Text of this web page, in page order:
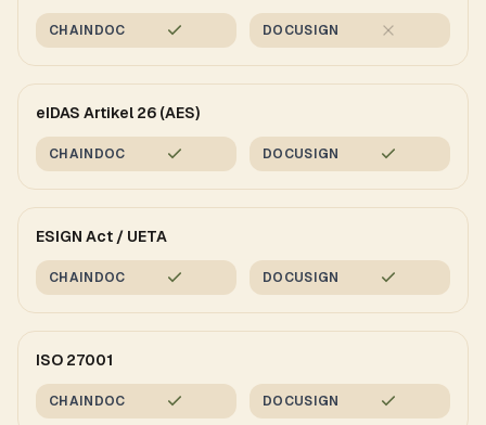
CHAINDOC DOCUSIGN
eIDAS Artikel 26 (AES)
CHAINDOC DOCUSIGN
ESIGN Act / UETA
CHAINDOC DOCUSIGN
ISO 27001
CHAINDOC DOCUSIGN